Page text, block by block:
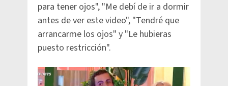
para tener ojos", "Me debí de ir a dormir
antes de ver este video", "Tendré que
arrancarme los ojos" y "Le hubieras
puesto restricción".